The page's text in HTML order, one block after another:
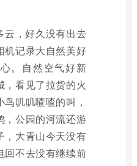
云，好久没有出去
机记录大自然美好
。自然空气好新
，看见了拉货的火
叽叽喳喳的叫，
，公园的河流还游
，大青山今天没有
回不去没有继续前